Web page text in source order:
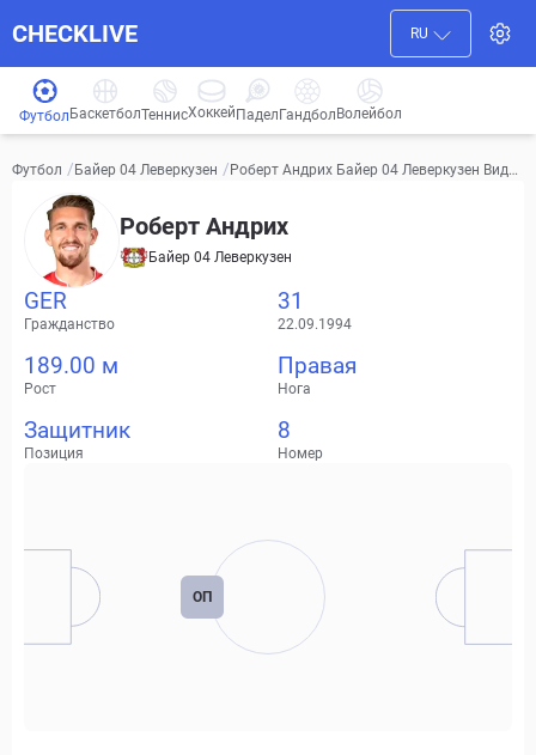
CHECKLIVE RU
Футбол БаскетболТеннисХоккей ПаделГандбол Волейбол
Футбол / Байер 04 Леверкузен /Роберт Андрих Байер 04 Леверкузен Виде
Роберт Андрих
Байер 04 Леверкузен
GER
Гражданство
31
22.09.1994
189.00 м
Рост
Правая
Нога
Защитник
Позиция
8
Номер
ОП